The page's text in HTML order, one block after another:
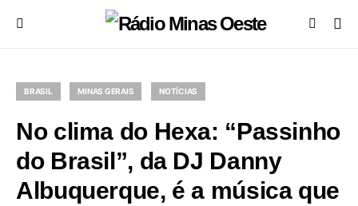
BRASIL MINAS GERAIS NOTÍCIAS
No clima do Hexa: “Passinho
do Brasil”, da DJ Danny
Albuquerque, é a música que